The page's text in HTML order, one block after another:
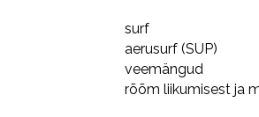
surf
aerusurf (SUP)
veemängud
rõõm liikumisest ja